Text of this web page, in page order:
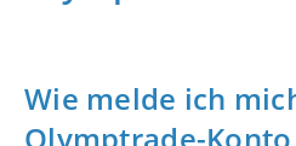
Wie melde ich
Olymptrade-Konto